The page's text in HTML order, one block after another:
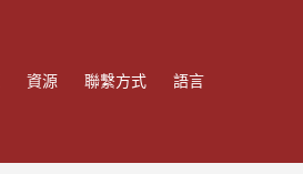
資源 聯繫方式 語言